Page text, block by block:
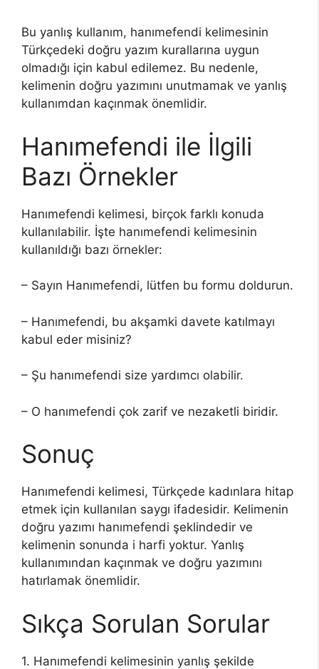
Bu yanlış kullanım, hanımefendi kelimesinin
Türkçedeki doğru yazım kurallarına uygun
olmadığı için kabul edilemez. Bu nedenle,
kelimenin doğru yazımını unutmamak ve yanlış
kullanımdan kaçınmak önemlidir.
Hanımefendi ile İlgili
Bazı Örnekler
Hanımefendi kelimesi, birçok farklı konuda
kullanılabilir. İşte hanımefendi kelimesinin
kullanıldığı bazı örnekler:
– Sayın Hanımefendi, lütfen bu formu doldurun.
– Hanımefendi, bu akşamki davete katılmayı
kabul eder misiniz?
– Şu hanımefendi size yardımcı olabilir.
– O hanımefendi çok zarif ve nezaketli biridir.
Sonuç
Hanımefendi kelimesi, Türkçede kadınlara hitap
etmek için kullanılan saygı ifadesidir. Kelimenin
doğru yazımı hanımefendi şeklindedir ve
kelimenin sonunda i harfi yoktur. Yanlış
kullanımından kaçınmak ve doğru yazımını
hatırlamak önemlidir.
Sıkça Sorulan Sorular
1. Hanımefendi kelimesinin yanlış şekilde